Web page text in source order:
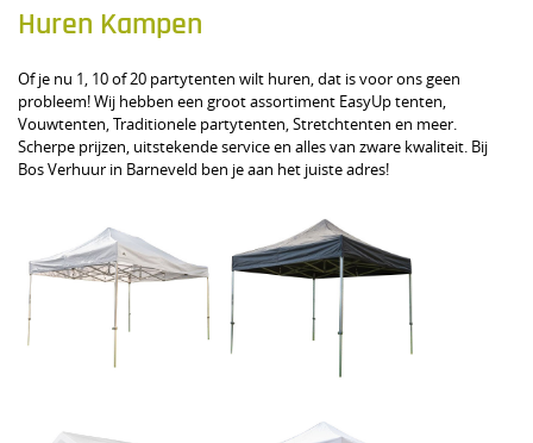
Huren Kampen
Of je nu 1, 10 of 20 partytenten wilt huren, dat is voor ons geen
probleem! Wij hebben een groot assortiment EasyUp tenten,
Vouwtenten, Traditionele partytenten, Stretchtenten en meer.
Scherpe prijzen, uitstekende service en alles van zware kwaliteit. Bij
Bos Verhuur in Barneveld ben je aan het juiste adres!